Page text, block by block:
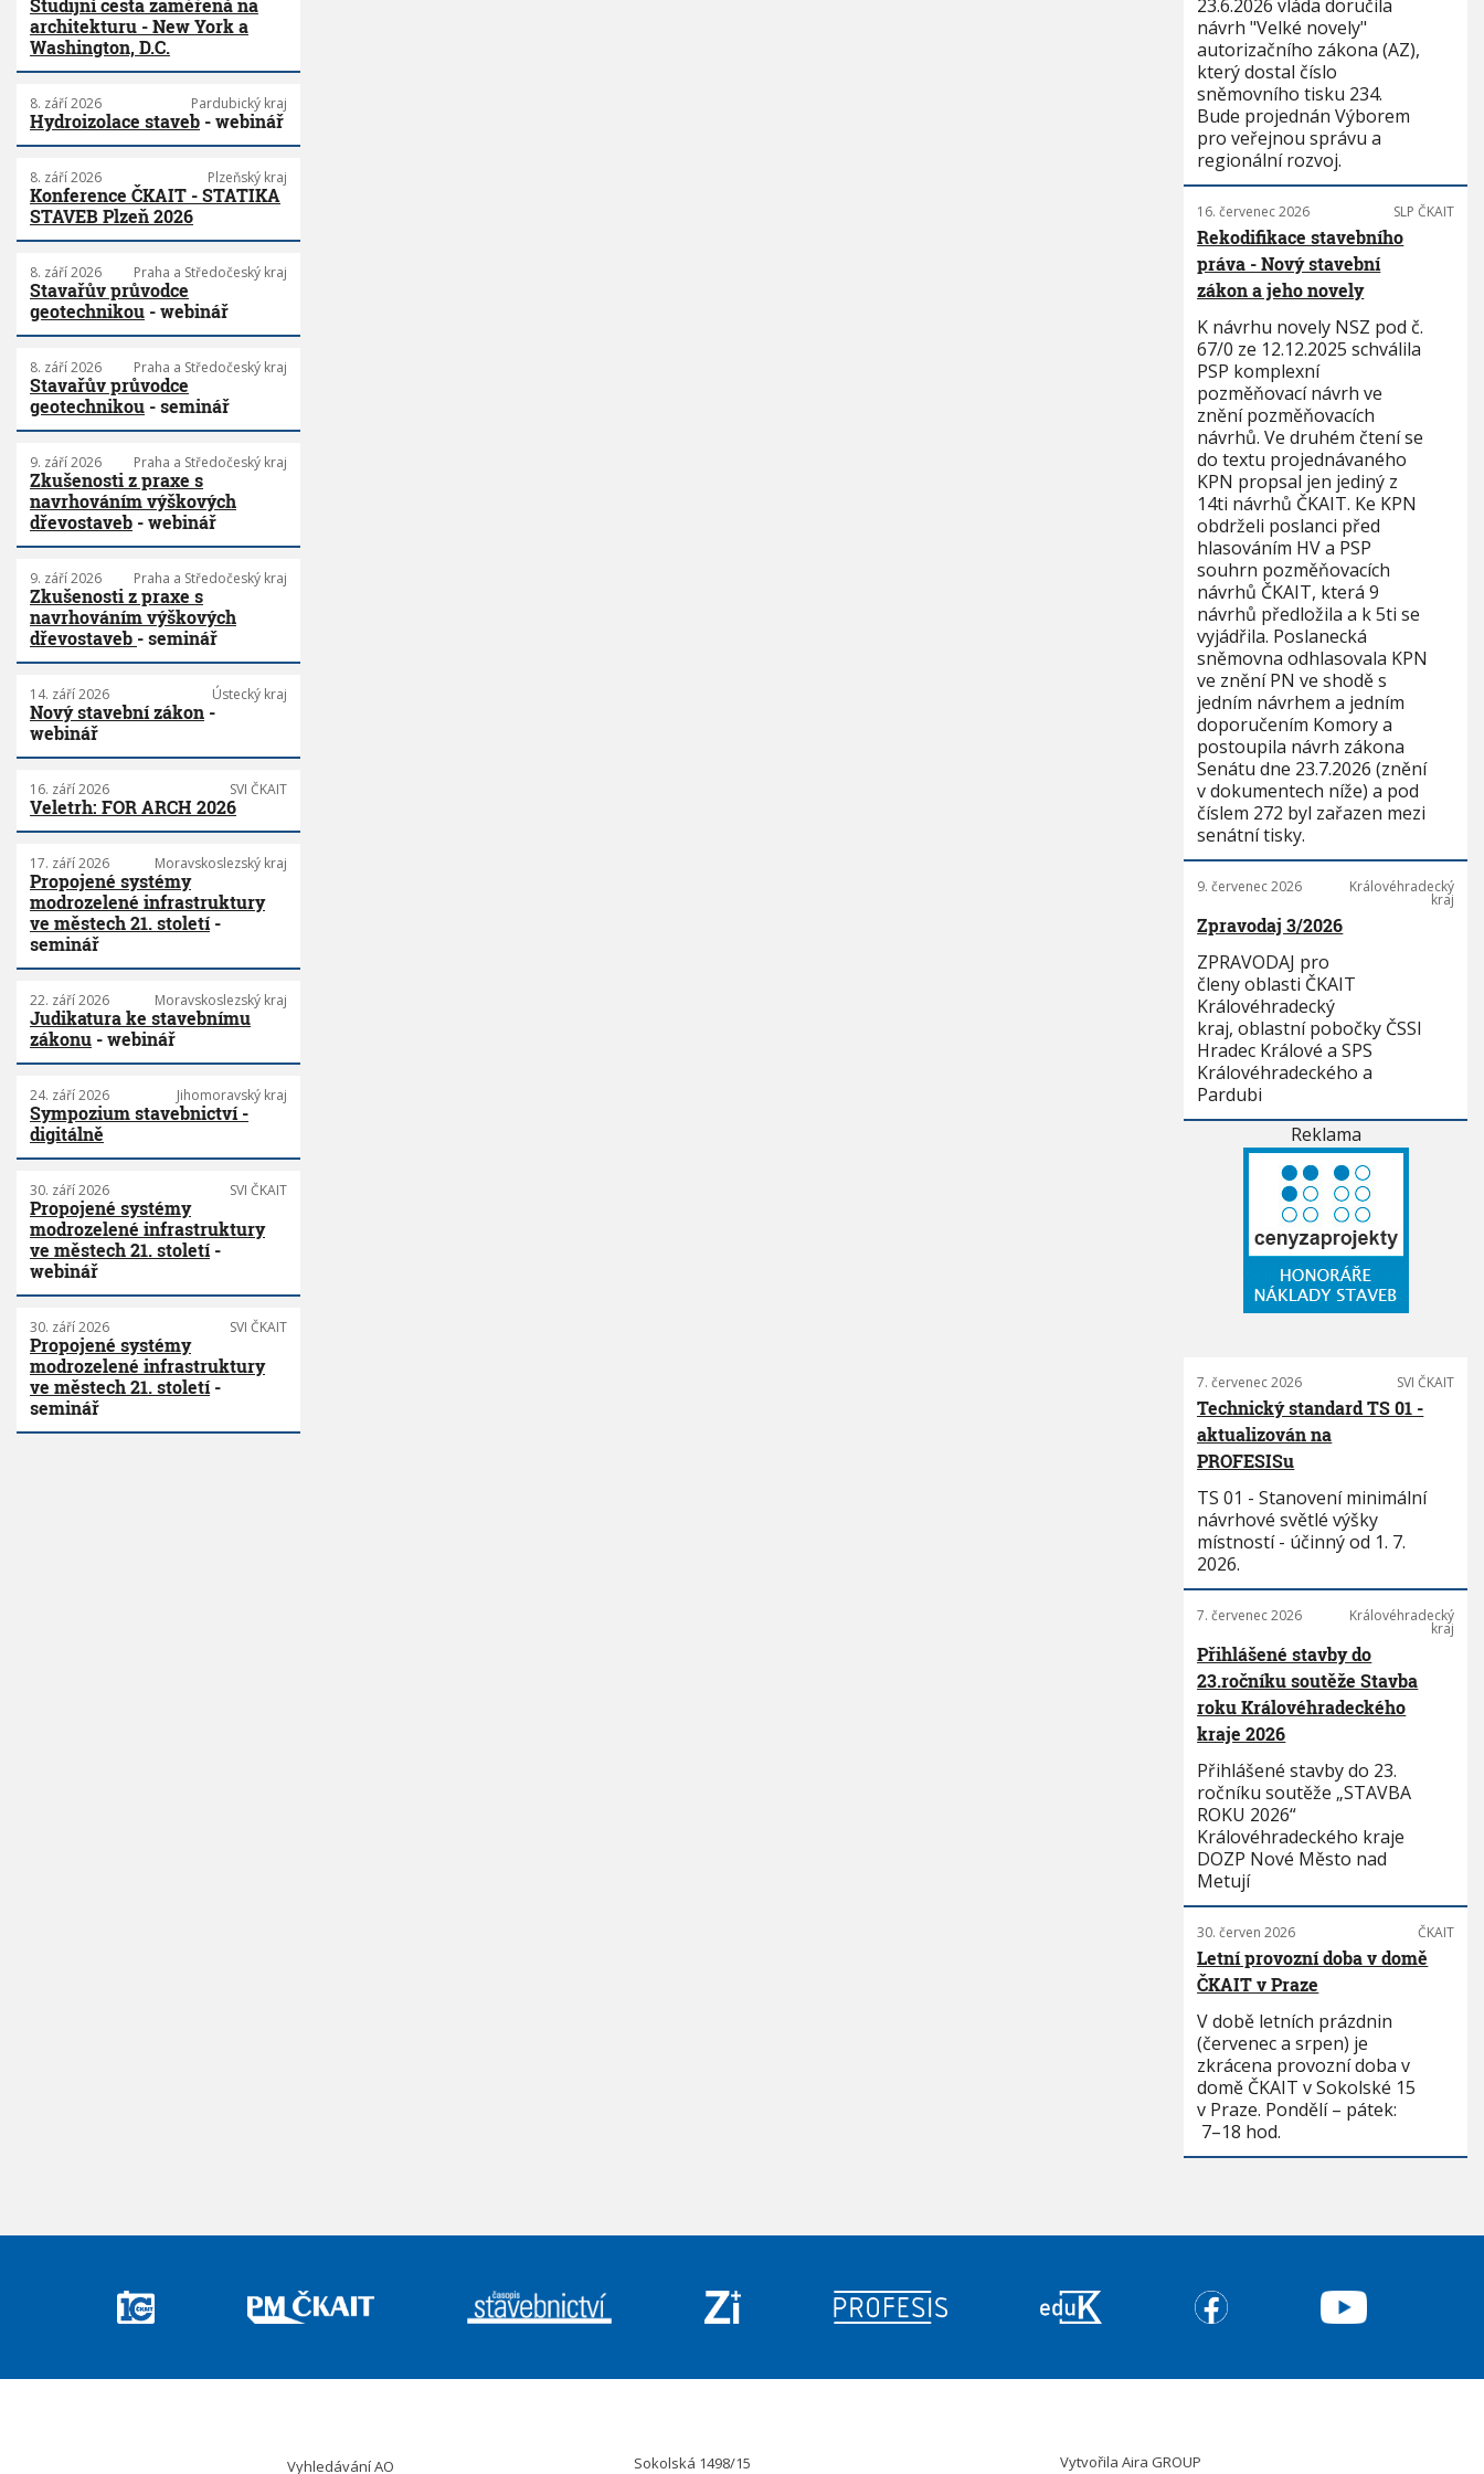
Studijní cesta zaměřená na
architekturu - New York a
Washington, D.C.
8. září 2026 Pardubický kraj
Hydroizolace staveb - webinář
8. září 2026 Plzeňský kraj
Konference ČKAIT - STATIKA
STAVEB Plzeň 2026
8. září 2026 Praha a Středočeský kraj
Stavařův průvodce
geotechnikou - webinář
8. září 2026 Praha a Středočeský kraj
Stavařův průvodce
geotechnikou - seminář
9. září 2026 Praha a Středočeský kraj
Zkušenosti z praxe s
navrhováním výškových
dřevostaveb - webinář
9. září 2026 Praha a Středočeský kraj
Zkušenosti z praxe s
navrhováním výškových
dřevostaveb - seminář
14. září 2026 Ústecký kraj
Nový stavební zákon -
webinář
16. září 2026 SVI ČKAIT
Veletrh: FOR ARCH 2026
17. září 2026 Moravskoslezský kraj
Propojené systémy
modrozelené infrastruktury
ve městech 21. století-
seminář
22. září 2026 Moravskoslezský kraj
Judikatura ke stavebnímu
zákonu - webinář
24. září 2026 Jihomoravský kraj
Sympozium stavebnictví -
digitálně
30. září 2026 SVI ČKAIT
Propojené systémy
modrozelené infrastruktury
ve městech 21. století-
webinář
30. září 2026 SVI ČKAIT
Propojené systémy
modrozelené infrastruktury
ve městech 21. století-
seminář
23.6.2026 vláda doručila
návrh "Velké novely"
autorizačního zákona (AZ),
který dostal číslo
sněmovního tisku 234.
Bude projednán Výborem
pro veřejnou správu a
regionální rozvoj.
16. červenec 2026 SLP ČKAIT
Rekodifikace stavebního
práva - Nový stavební
zákon a jeho novely
K návrhu novely NSZ pod č.
67/0 ze 12.12.2025 schválila
PSP komplexní
pozměňovací návrh ve
znění pozměňovacích
návrhů. Ve druhém čtení se
do textu projednávaného
KPN propsal jen jediný z
14ti návrhů ČKAIT. Ke KPN
obdrželi poslanci před
hlasováním HV a PSP
souhrn pozměňovacích
návrhů ČKAIT, která 9
návrhů předložila a k 5ti se
vyjádřila. Poslanecká
sněmovna odhlasovala KPN
ve znění PN ve shodě s
jedním návrhem a jedním
doporučením Komory a
postoupila návrh zákona
Senátu dne 23.7.2026 (znění
v dokumentech níže) a pod
číslem 272 byl zařazen mezi
senátní tisky.
9. červenec 2026 Královéhradecký
kraj
Zpravodaj 3/2026
ZPRAVODAJ pro
členy oblasti ČKAIT
Královéhradecký
kraj, oblastní pobočky ČSSI
Hradec Králové a SPS
Královéhradeckého a
Pardubi
Reklama
7. červenec 2026 SVI ČKAIT
Technický standard TS 01 -
aktualizován na
PROFESISu
TS 01 - Stanovení minimální
návrhové světlé výšky
místností - účinný od 1. 7.
2026.
7. červenec 2026 Královéhradecký
kraj
Přihlášené stavby do
23.ročníku soutěže Stavba
roku Královéhradeckého
kraje 2026
Přihlášené stavby do 23.
ročníku soutěže „STAVBA
ROKU 2026“
Královéhradeckého kraje
DOZP Nové Město nad
Metují
30. červen 2026 ČKAIT
Letní provozní doba v domě
ČKAIT v Praze
V době letních prázdnin
(červenec a srpen) je
zkrácena provozní doba v
domě ČKAIT v Sokolské 15
v Praze. Pondělí – pátek:
7–18 hod.
Vyhledávání AO Sokolská 1498/15 VytvořilaAira GROUP